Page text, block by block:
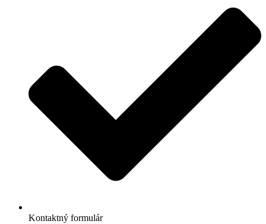
Kontaktný formulár